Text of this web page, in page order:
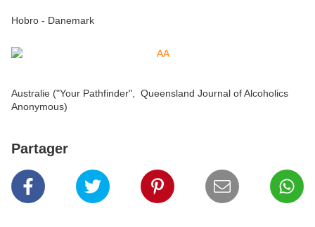
Hobro - Danemark
Australie ("Your Pathfinder", Queensland Journal of Alcoholics
Anonymous)
Partager